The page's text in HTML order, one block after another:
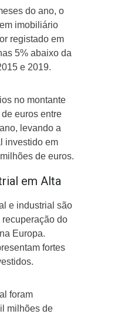
do ano, o
imobiliário
registado em
5% abaixo da
e 2019.
no montante
euros entre
levando a
investido em
de euros.
em Alta
e industrial são
do
Europa.
fortes
foram
milhões de